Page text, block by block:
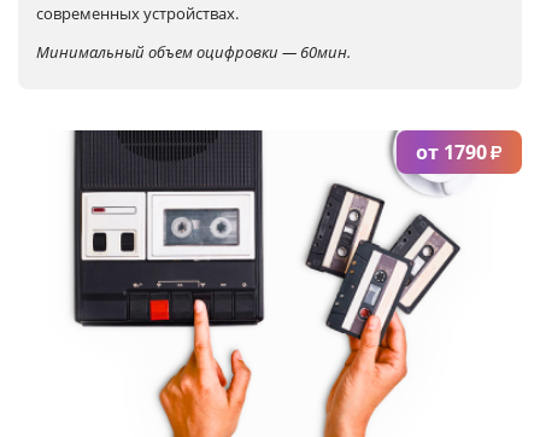
современных устройствах.
Минимальный объем оцифровки — 60мин.
от 1790₽